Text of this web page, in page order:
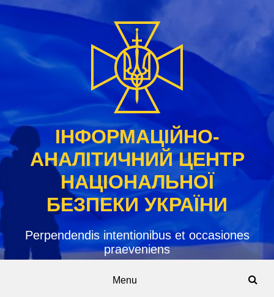
Skip
content
ІНФОРМАЦІЙНО-
АНАЛІТИЧНИЙ ЦЕНТР
НАЦІОНАЛЬНОЇ
БЕЗПЕКИ УКРАЇНИ
Perpendendis intentionibus et occasiones
praeveniens
Menu